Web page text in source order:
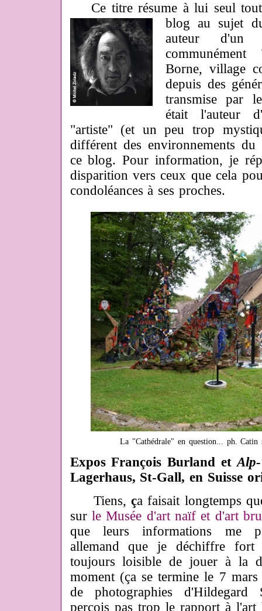
Ce titre résume à lui seul
blog au sujet
auteur d'un
Borne, village
depuis des
transmise par
était l'auteur
"artiste" (et un peu trop
différent des environnements
ce blog. Pour information, je
disparition vers ceux que cela
condoléances à ses proches.
La "Cathédrale" en question... ph. Catin
Expos François Burland et
Lagerhaus, St-Gall, en Suisse
Tiens,ça faisait longtemps
sur le Musée d'art naïf et d'art
que leurs informations me
allemand que je déchiffre
toujours loisible de jouer à la
moment (ça se termine le 7
de photographies
perçois pas trop le rapport à